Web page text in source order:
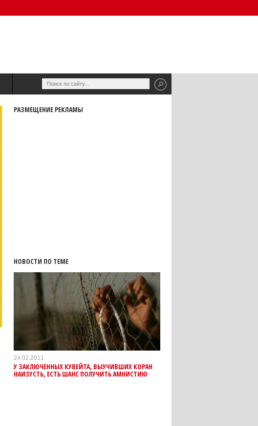
РАЗМЕЩЕНИЕ РЕКЛАМЫ
НОВОСТИ ПО ТЕМЕ
24.02.2011
У ЗАКЛЮЧЕННЫХ КУВЕЙТА, ВЫУЧИВШИХ КОРАН
НАИЗУСТЬ, ЕСТЬ ШАНС ПОЛУЧИТЬ АМНИСТИЮ